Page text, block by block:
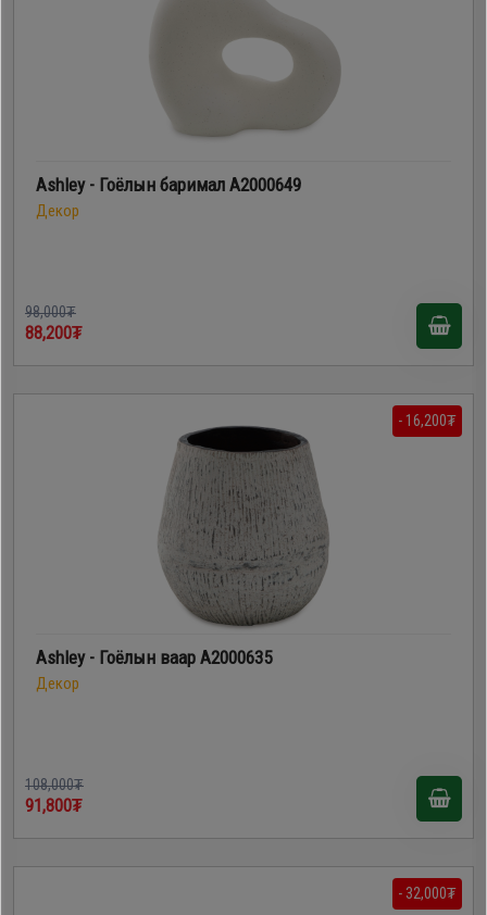
Ashley - Гоёлын баримал A2000649
Декор
98,000₮
88,200₮
- 16,200₮
Ashley - Гоёлын ваар A2000635
Декор
108,000₮
91,800₮
- 32,000₮